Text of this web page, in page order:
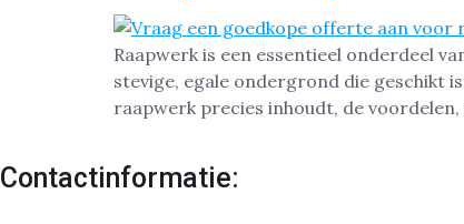
Raapwerk is een essentieel onderdeel
stevige, egale ondergrond die geschikt
raapwerk precies inhoudt, de
Contactinformatie: